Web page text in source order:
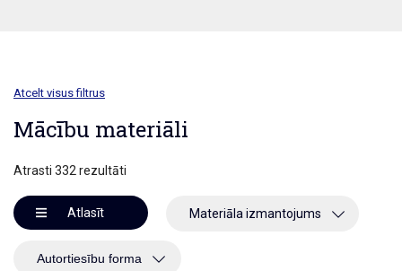
Atcelt visus filtrus
Mācību materiāli
Atrasti 332 rezultāti
Atlasīt Materiāla izmantojums